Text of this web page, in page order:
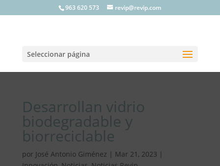
963 620 573 revip@revip.com
Seleccionar página
Desarrollan vidrio
biodegradable y
biorreciclable
por José Antonio Giménez | Mar 21, 2023 |